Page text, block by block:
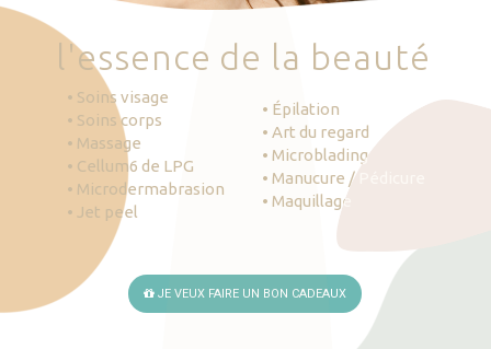
'essence de la beauté
• Soins visage
• Soins corps
• Massage
• Cellum6 de LPG
• Microdermabrasion
• Jet peel
• Épilation
• Art du regard
• Microblading
• Manucure / Pédicure
• Maquillage
JE VEUX FAIRE UN BON CADEAUX